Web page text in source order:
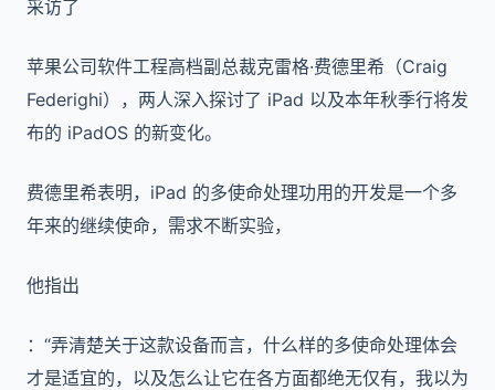
采访了
苹果公司软件工程高档副总裁克雷格·费德里希（Craig
Federighi），两人深入探讨了 iPad 以及本年秋季行将发
布的 iPadOS 的新变化。
费德里希表明，iPad 的多使命处理功用的开发是一个多
年来的继续使命，需求不断实验，
他指出
：“弄清楚关于这款设备而言，什么样的多使命处理体会
才是适宜的，以及怎么让它在各方面都绝无仅有，我以为